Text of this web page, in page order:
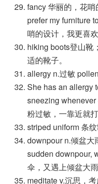
fancy 华丽的，花哨
prefer my furniture
哨的设计，我更喜
hiking boots登山靴
适的靴子。
allergy n.过敏
She has an allergy
sneezing
粉过敏，一靠近就打
striped uniform 条
downpour n.倾盆大
sudden downpour,
伞，又遇上倾盆大雨
meditate v.沉思，